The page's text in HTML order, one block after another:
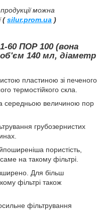
можна
(silur.prom.ua )
60 ПОР 100 (вона
140 мл, діаметр
пластиною зі печеного
термостійкого скла.
середньою величиною пор
грубозернистих
пористість,
на такому фільтрі.
Для більш
фільтрі також
фільтрування